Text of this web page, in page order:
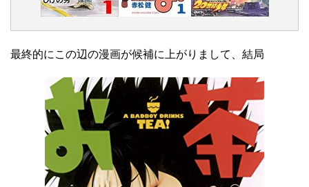
最終的にこの辺の漫画が候補に上がりまして、結局